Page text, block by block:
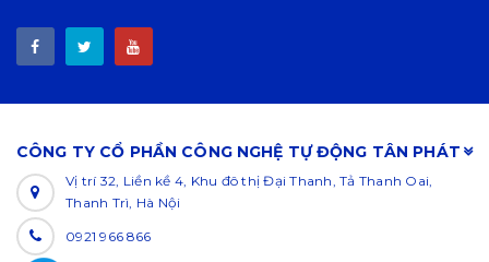
CÔNG TY CỔ PHẦN CÔNG NGHỆ TỰ ĐỘNG TÂN PHÁT
Vị trí 32, Liền kề 4, Khu đô thị Đại Thanh, Tả Thanh Oai,
Thanh Trì, Hà Nội
0921 966 866